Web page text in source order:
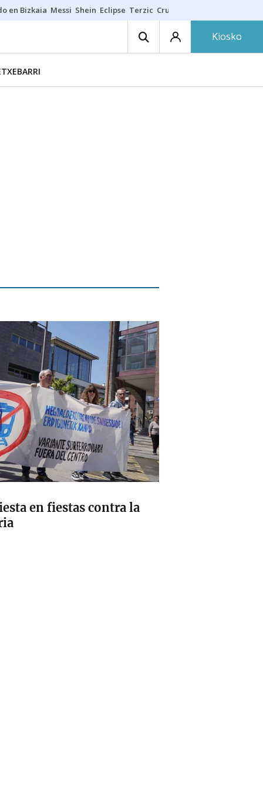
en Bizkaia Messi Shein Eclipse Terzic Cruz Gorbeia
Kiosko
en fiestas contra la